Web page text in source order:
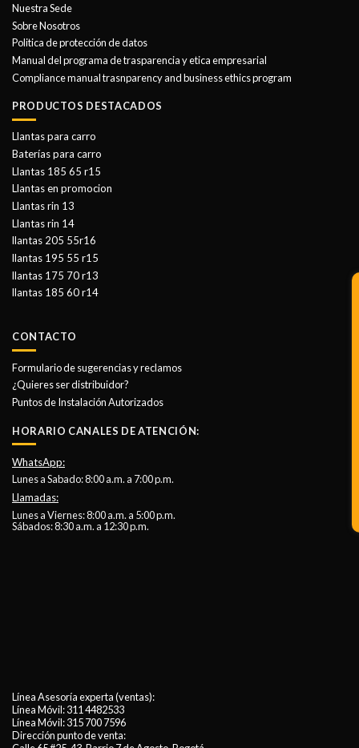
Nuestra Sede
Sobre Nosotros
Politica de protección de datos
Manual del programa de trasparencia y etica empresarial
Compliance manual trasnparency and business ethics program
PRODUCTOS DESTACADOS
Llantas para carro
Baterías para carro
Llantas 185 65 r15
Llantas en promocion
Llantas rin 13
Llantas rin 14
llantas 205 55r16
llantas 195 55 r15
llantas 175 70 r13
llantas 185 60 r14
CONTACTO
Formulario de sugerencias y reclamos
¿Quieres ser distribuidor?
Puntos de Instalación Autorizados
HORARIO CANALES DE ATENCIÓN:
WhatsApp:
Lunes a Sabado: 8:00 a.m. a 7:00 p.m.
Llamadas:
Lunes a Viernes: 8:00 a.m. a 5:00 p.m.
Sábados: 8:30 a.m. a 12:30 p.m.
Línea Asesoría experta (ventas):
Línea Móvil:311 4482533
Línea Móvil:315 700 7596
Dirección punto de venta: